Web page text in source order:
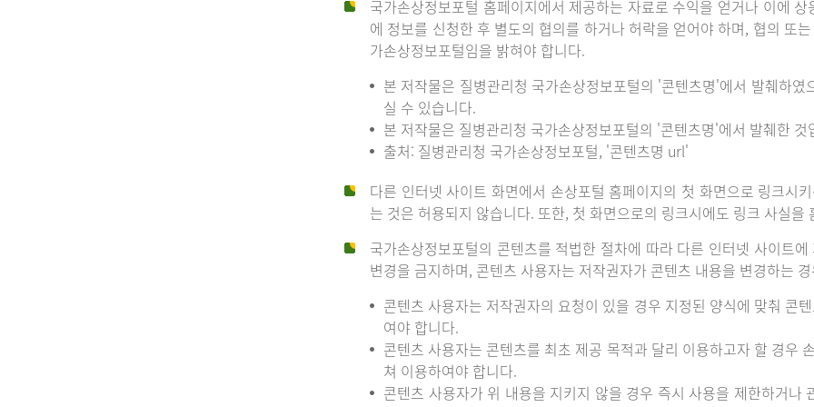
국가손상정보포털 홈페이지에서 제공하는 자료로 수익을 얻거나 이에
에 정보를 신청한 후 별도의 협의를 하거나 허락을 얻어야 하며, 협의 또
가손상정보포털임을 밝혀야 합니다.
본 저작물은 질병관리청 국가손상정보포털의 '콘텐츠명'에서 발췌하
실 수 있습니다.
본 저작물은 질병관리청 국가손상정보포털의 '콘텐츠명'에서 발췌한 것
출처: 질병관리청 국가손상정보포털, '콘텐츠명 url'
다른 인터넷 사이트 화면에서 손상포털 홈페이지의 첫 화면으로 링크시
는 것은 허용되지 않습니다. 또한, 첫 화면으로의 링크시에도 링크 사실
국가손상정보포털의 콘텐츠를 적법한 절차에 따라 다른 인터넷 사이트
변경을 금지하며, 콘텐츠 사용자는 저작권자가 콘텐츠 내용을 변경하는
콘텐츠 사용자는 저작권자의 요청이 있을 경우 지정된 양식에 맞춰 콘
여야 합니다.
콘텐츠 사용자는 콘텐츠를 최초 제공 목적과 달리 이용하고자 할 경우
쳐 이용하여야 합니다.
콘텐츠 사용자가 위 내용을 지키지 않을 경우 즉시 사용을 제한하거